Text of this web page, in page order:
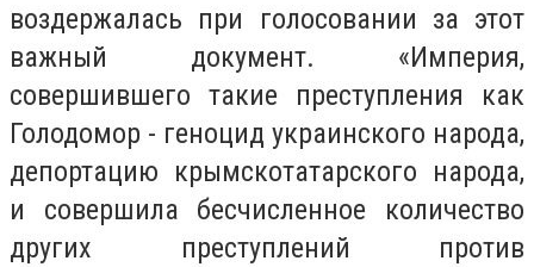
воздержалась при голосовании за этот
важный документ. «Империя,
совершившего такие преступления как
Голодомор - геноцид украинского народа,
депортацию крымскотатарского народа,
и совершила бесчисленное количество
других преступлений против